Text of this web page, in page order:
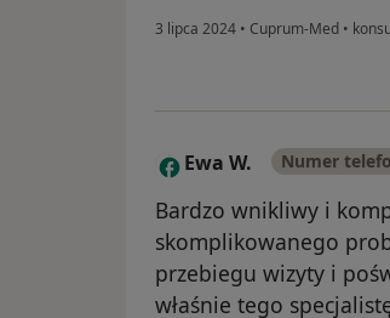
3 lipca 2024 • Cuprum-Med •
E Ewa W. Numer
Bardzo wnikliwy i
skomplikowanego
przebiegu wizyty i
właśnie tego